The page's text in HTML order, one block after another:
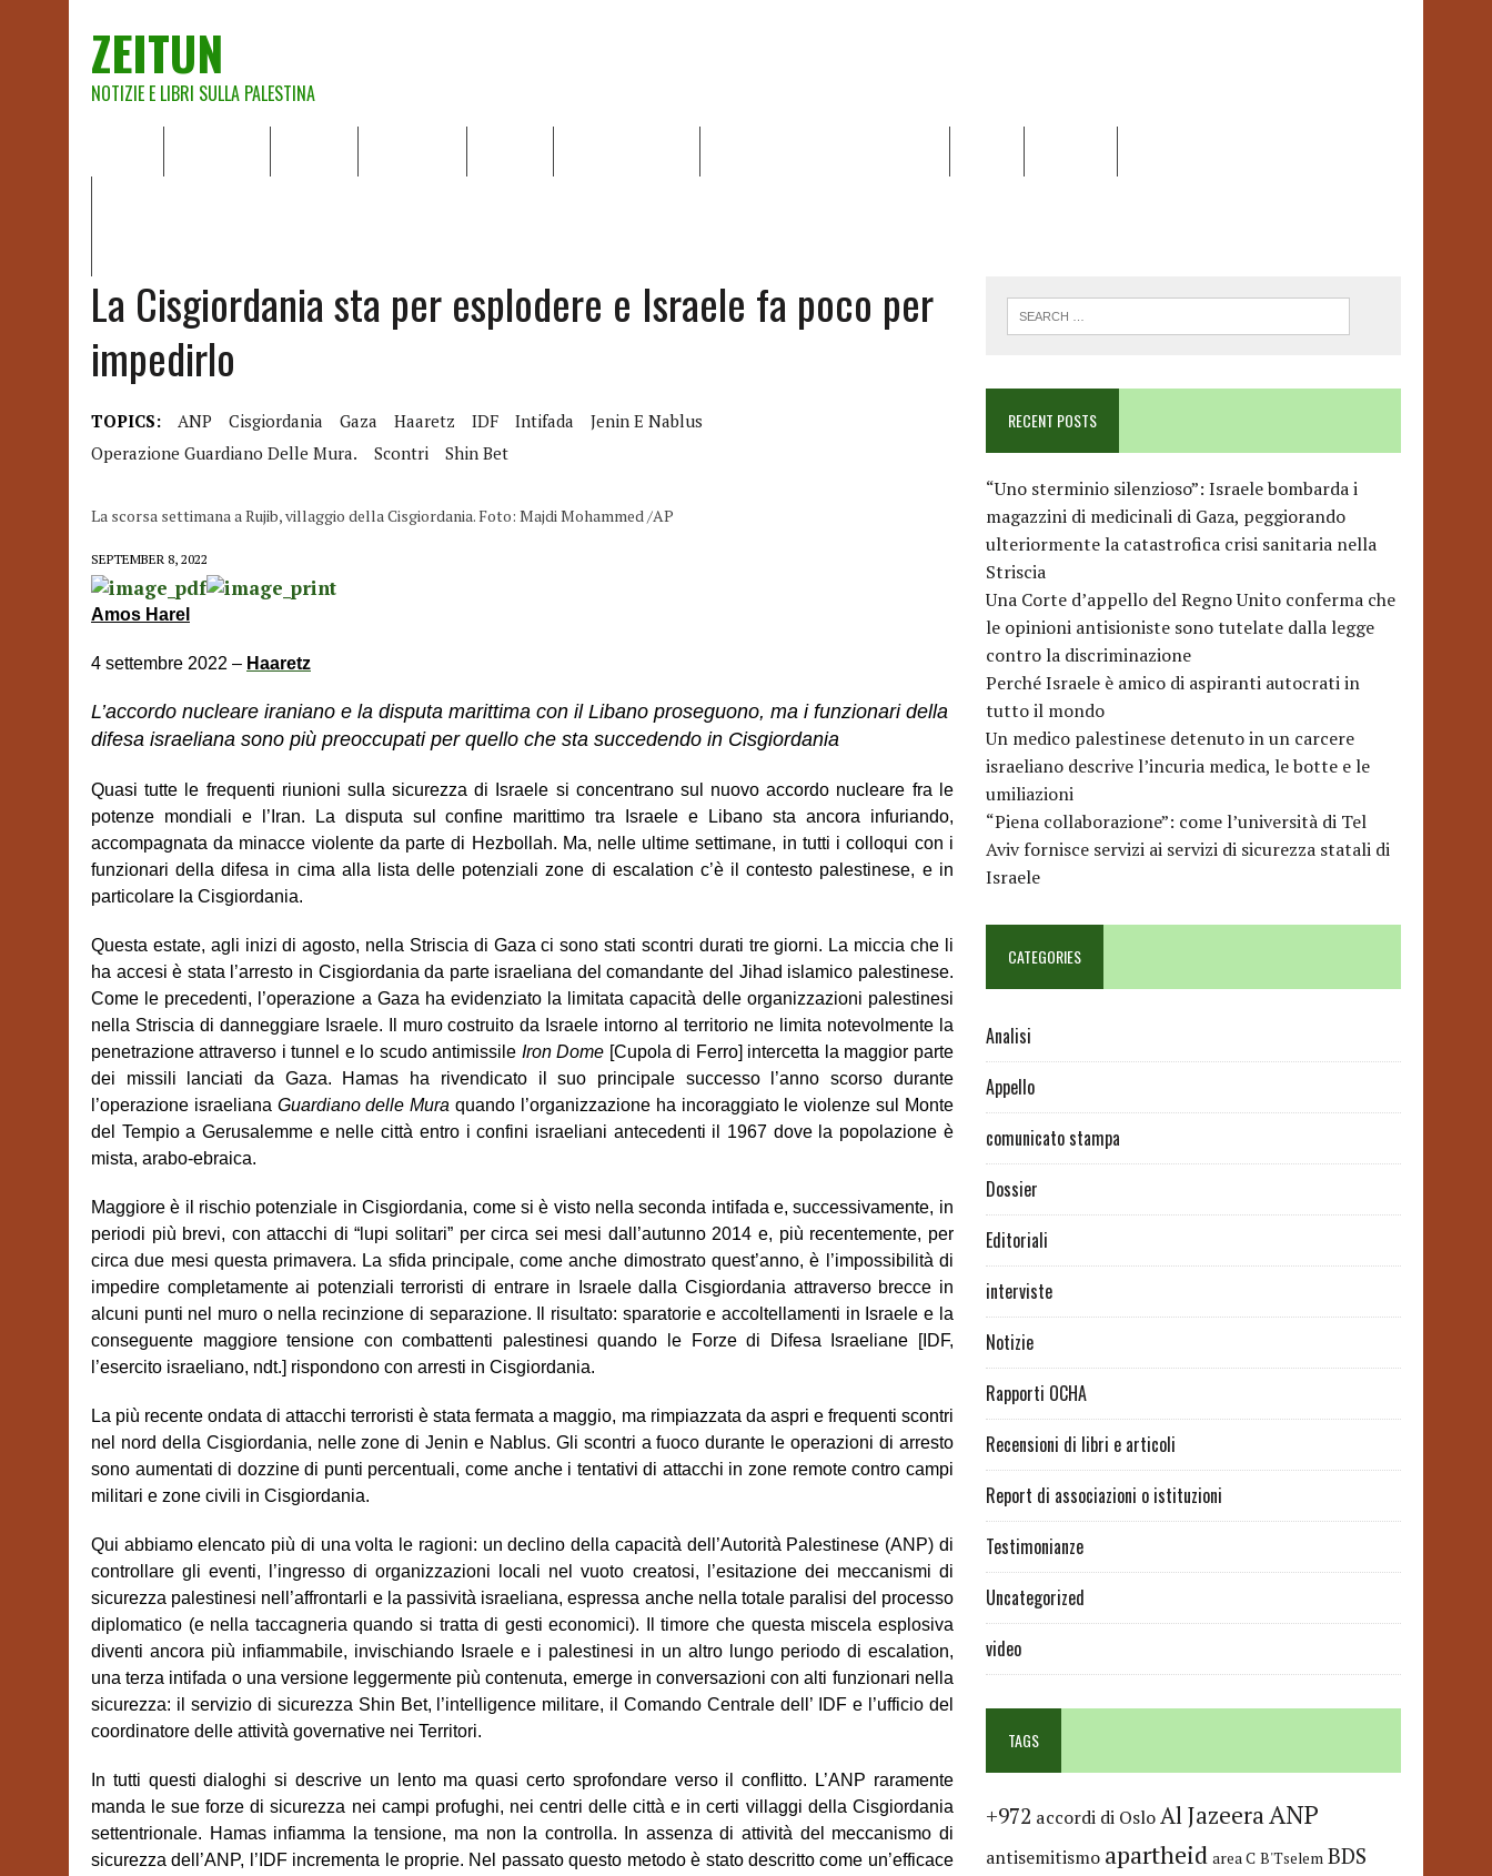
ZEITUN
NOTIZIE E LIBRI SULLA PALESTINA
La Cisgiordania sta per esplodere e Israele fa poco per
impedirlo
TOPICS: ANP Cisgiordania Gaza Haaretz IDF Intifada
Jenin E Nablus
Operazione Guardiano Delle Mura.
Scontri Shin Bet
La scorsa settimana a Rujib, villaggio della Cisgiordania. Foto: Majdi Mohammed /AP
SEPTEMBER 8, 2022
Amos Harel
4 settembre 2022 – Haaretz
L’accordo nucleare iraniano e la disputa marittima con il Libano proseguono, ma i funzionari della
difesa israeliana sono più preoccupati per quello che sta succedendo in Cisgiordania
Quasi tutte le frequenti riunioni sulla sicurezza di Israele si concentrano sul nuovo accordo nucleare fra le
potenze mondiali e l’Iran. La disputa sul confine marittimo tra Israele e Libano sta ancora infuriando,
accompagnata da minacce violente da parte di Hezbollah. Ma, nelle ultime settimane, in tutti i colloqui con i
funzionari della difesa in cima alla lista delle potenziali zone di escalation c’è il contesto palestinese, e in
particolare la Cisgiordania.
Questa estate, agli inizi di agosto, nella Striscia di Gaza ci sono stati scontri durati tre giorni. La miccia che li
ha accesi è stata l’arresto in Cisgiordania da parte israeliana del comandante del Jihad islamico palestinese.
Come le precedenti, l’operazione a Gaza ha evidenziato la limitata capacità delle organizzazioni palestinesi
nella Striscia di danneggiare Israele. Il muro costruito da Israele intorno al territorio ne limita notevolmente la
penetrazione attraverso i tunnel e lo scudo antimissile Iron Dome [Cupola di Ferro] intercetta la maggior parte
dei missili lanciati da Gaza. Hamas ha rivendicato il suo principale successo l’anno scorso durante
l’operazione israeliana Guardiano delle Mura quando l’organizzazione ha incoraggiato le violenze sul Monte
del Tempio a Gerusalemme e nelle città entro i confini israeliani antecedenti il 1967 dove la popolazione è
mista, arabo-ebraica.
Maggiore è il rischio potenziale in Cisgiordania, come si è visto nella seconda intifada e, successivamente, in
periodi più brevi, con attacchi di “lupi solitari” per circa sei mesi dall’autunno 2014 e, più recentemente, per
circa due mesi questa primavera. La sfida principale, come anche dimostrato quest’anno, è l’impossibilità di
impedire completamente ai potenziali terroristi di entrare in Israele dalla Cisgiordania attraverso brecce in
alcuni punti nel muro o nella recinzione di separazione. Il risultato: sparatorie e accoltellamenti in Israele e la
conseguente maggiore tensione con combattenti palestinesi quando le Forze di Difesa Israeliane [IDF,
l’esercito israeliano, ndt.] rispondono con arresti in Cisgiordania.
La più recente ondata di attacchi terroristi è stata fermata a maggio, ma rimpiazzata da aspri e frequenti scontri
nel nord della Cisgiordania, nelle zone di Jenin e Nablus. Gli scontri a fuoco durante le operazioni di arresto
sono aumentati di dozzine di punti percentuali, come anche i tentativi di attacchi in zone remote contro campi
militari e zone civili in Cisgiordania.
Qui abbiamo elencato più di una volta le ragioni: un declino della capacità dell’Autorità Palestinese (ANP) di
controllare gli eventi, l’ingresso di organizzazioni locali nel vuoto creatosi, l’esitazione dei meccanismi di
sicurezza palestinesi nell’affrontarli e la passività israeliana, espressa anche nella totale paralisi del processo
diplomatico (e nella taccagneria quando si tratta di gesti economici). Il timore che questa miscela esplosiva
diventi ancora più infiammabile, invischiando Israele e i palestinesi in un altro lungo periodo di escalation,
una terza intifada o una versione leggermente più contenuta, emerge in conversazioni con alti funzionari nella
sicurezza: il servizio di sicurezza Shin Bet, l’intelligence militare, il Comando Centrale dell’ IDF e l’ufficio del
coordinatore delle attività governative nei Territori.
In tutti questi dialoghi si descrive un lento ma quasi certo sprofondare verso il conflitto. L’ANP raramente
manda le sue forze di sicurezza nei campi profughi, nei centri delle città e in certi villaggi della Cisgiordania
settentrionale. Hamas infiamma la tensione, ma non la controlla. In assenza di attività del meccanismo di
sicurezza dell’ANP, l’IDF incrementa le proprie. Nel passato questo metodo è stato descritto come un’efficace
RECENT POSTS
“Uno sterminio silenzioso”: Israele bombarda i
magazzini di medicinali di Gaza, peggiorando
ulteriormente la catastrofica crisi sanitaria nella
Striscia
Una Corte d’appello del Regno Unito conferma che
le opinioni antisioniste sono tutelate dalla legge
contro la discriminazione
Perché Israele è amico di aspiranti autocrati in
tutto il mondo
Un medico palestinese detenuto in un carcere
israeliano descrive l’incuria medica, le botte e le
umiliazioni
“Piena collaborazione”: come l’università di Tel
Aviv fornisce servizi ai servizi di sicurezza statali di
Israele
CATEGORIES
Analisi
Appello
comunicato stampa
Dossier
Editoriali
interviste
Notizie
Rapporti OCHA
Recensioni di libri e articoli
Report di associazioni o istituzioni
Testimonianze
Uncategorized
video
TAGS
+972 accordi di OsloAl JazeeraANP
antisemitismo apartheid area C B'Tselem BDS